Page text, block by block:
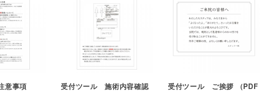
意事項
受付ツール 施術内容確認
受付ツール ご挨拶 （PDF